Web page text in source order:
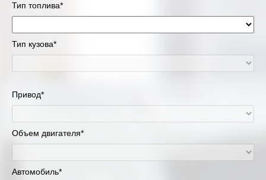
Тип топлива*
Тип кузова*
Привод*
Объем двигателя*
Автомобиль*